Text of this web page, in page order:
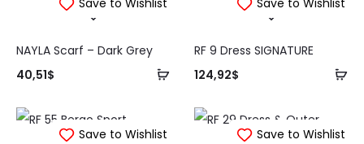
Save to Wishlist
Tambah
keranjang
NAYLA Scarf – Dark Grey
40,51$
Save to Wishlist
RF 9 Dress SIGNATURE
124,92$
Save to Wishlist Save to Wishlist